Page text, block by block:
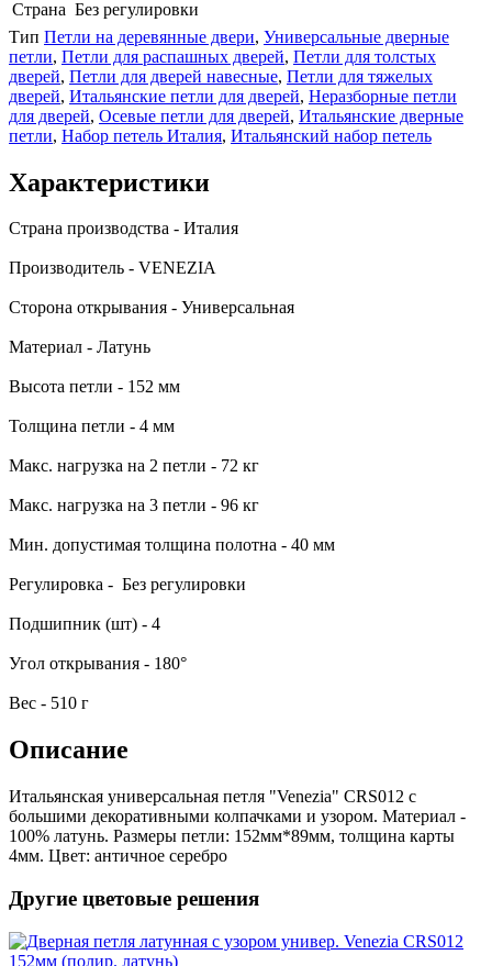
Страна Без регулировки
Тип Петли на деревянные двери, Универсальные дверные
петли, Петли для распашных дверей, Петли для толстых
дверей, Петли для дверей навесные, Петли для тяжелых
дверей, Итальянские петли для дверей, Неразборные петли
для дверей, Осевые петли для дверей, Итальянские дверные
петли, Набор петель Италия, Итальянский набор петель
Характеристики
Страна производства - Италия
Производитель - VENEZIA
Сторона открывания - Универсальная
Материал - Латунь
Высота петли - 152 мм
Толщина петли - 4 мм
Макс. нагрузка на 2 петли - 72 кг
Макс. нагрузка на 3 петли - 96 кг
Мин. допустимая толщина полотна - 40 мм
Регулировка - Без регулировки
Подшипник (шт) - 4
Угол открывания - 180°
Вес - 510 г
Описание
Итальянская универсальная петля "Venezia" CRS012 с
большими декоративными колпачками и узором. Материал -
100% латунь. Размеры петли: 152мм*89мм, толщина карты
4мм. Цвет: античное серебро
Другие цветовые решения